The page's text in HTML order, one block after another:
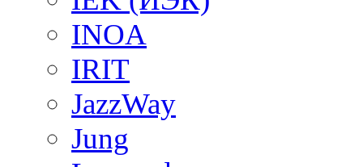
INOA
IRIT
JazzWay
Jung